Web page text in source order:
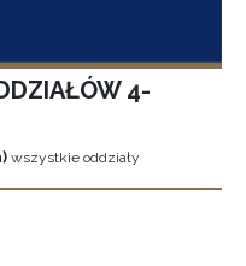
4-
wszystkie oddziały